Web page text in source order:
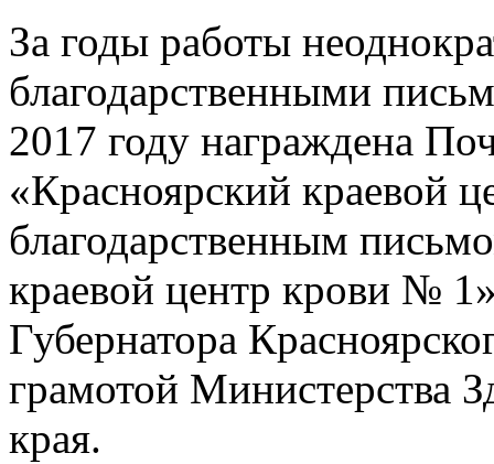
За годы работы
благодарственными
2017 году награждена
«Красноярский краевой
благодарственным
краевой центр крови №
Губернатора
грамотой Министерства
края.